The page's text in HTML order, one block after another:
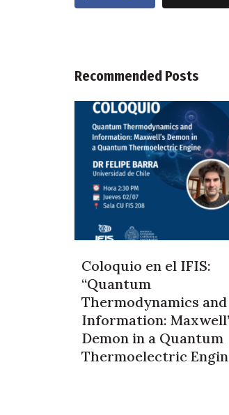
Recommended Posts
Coloquio en el IFIS:
“Quantum
Thermodynamics and
Information:
Demon in a Quantum
Thermoelectric